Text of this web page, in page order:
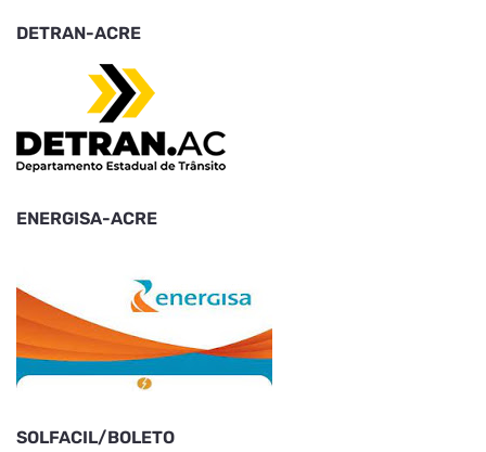
DETRAN-ACRE
ENERGISA-ACRE
SOLFACIL/BOLETO